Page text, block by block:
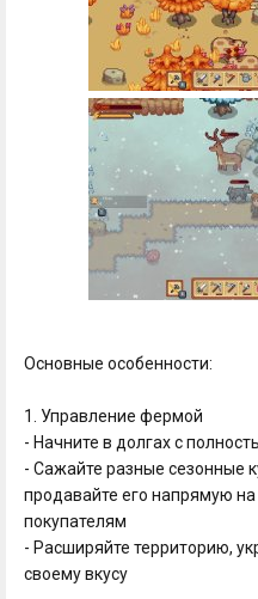
Основные особенности:
1. Управление фермой
- Начните в долгах с
- Сажайте разные сезонные
продавайте его напрямую
покупателям
- Расширяйте территорию,
своему вкусу